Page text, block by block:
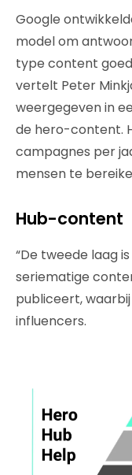
Google
model om
type content
vertelt Peter
weergegeven in
de hero-content.
campagnes per
mensen te
Hub-content
“De tweede laag
seriematige
publiceert,
influencers.